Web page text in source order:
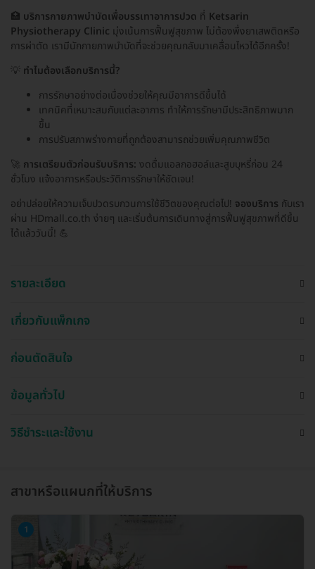
🏥 บริการกายภาพบำบัดเพื่อบรรเทาอาการปวด ที่ Ketsarin
Physiotherapy Clinic มุ่งเน้นการฟื้นฟูสุขภาพ ไม่ต้องพึ่งยาเสพติดหรือ
การผ่าตัด เรามีนักกายภาพบำบัดที่จะช่วยคุณกลับมาเคลื่อนไหวได้อีกครั้ง!
💡 ทำไมต้องเลือกบริการนี้?
การรักษาอย่างต่อเนื่องช่วยให้คุณมีอาการดีขึ้นได้
เทคนิคที่เหมาะสมกับแต่ละอาการ ทำให้การรักษามีประสิทธิภาพมาก
ขึ้น
การปรับสภาพร่างกายที่ถูกต้องสามารถช่วยเพิ่มคุณภาพชีวิต
🚀 การเตรียมตัวก่อนรับบริการ: งดดื่มแอลกอฮอล์และสูบบุหรี่ก่อน 24
ชั่วโมง แจ้งอาการหรือประวัติการรักษาให้ชัดเจน!
อย่าปล่อยให้ความเจ็บปวดรบกวนการใช้ชีวิตของคุณต่อไป! จองบริการ กับเรา
ผ่าน HDmall.co.th ง่ายๆ และเริ่มต้นการเดินทางสู่การฟื้นฟูสุขภาพที่ดีขึ้น
ได้แล้ววันนี้! 💪
รายละเอียด
เกี่ยวกับแพ็กเกจ
ก่อนตัดสินใจ
ข้อมูลทั่วไป
วิธีชำระและใช้งาน
สาขาหรือแผนกที่ให้บริการ
1